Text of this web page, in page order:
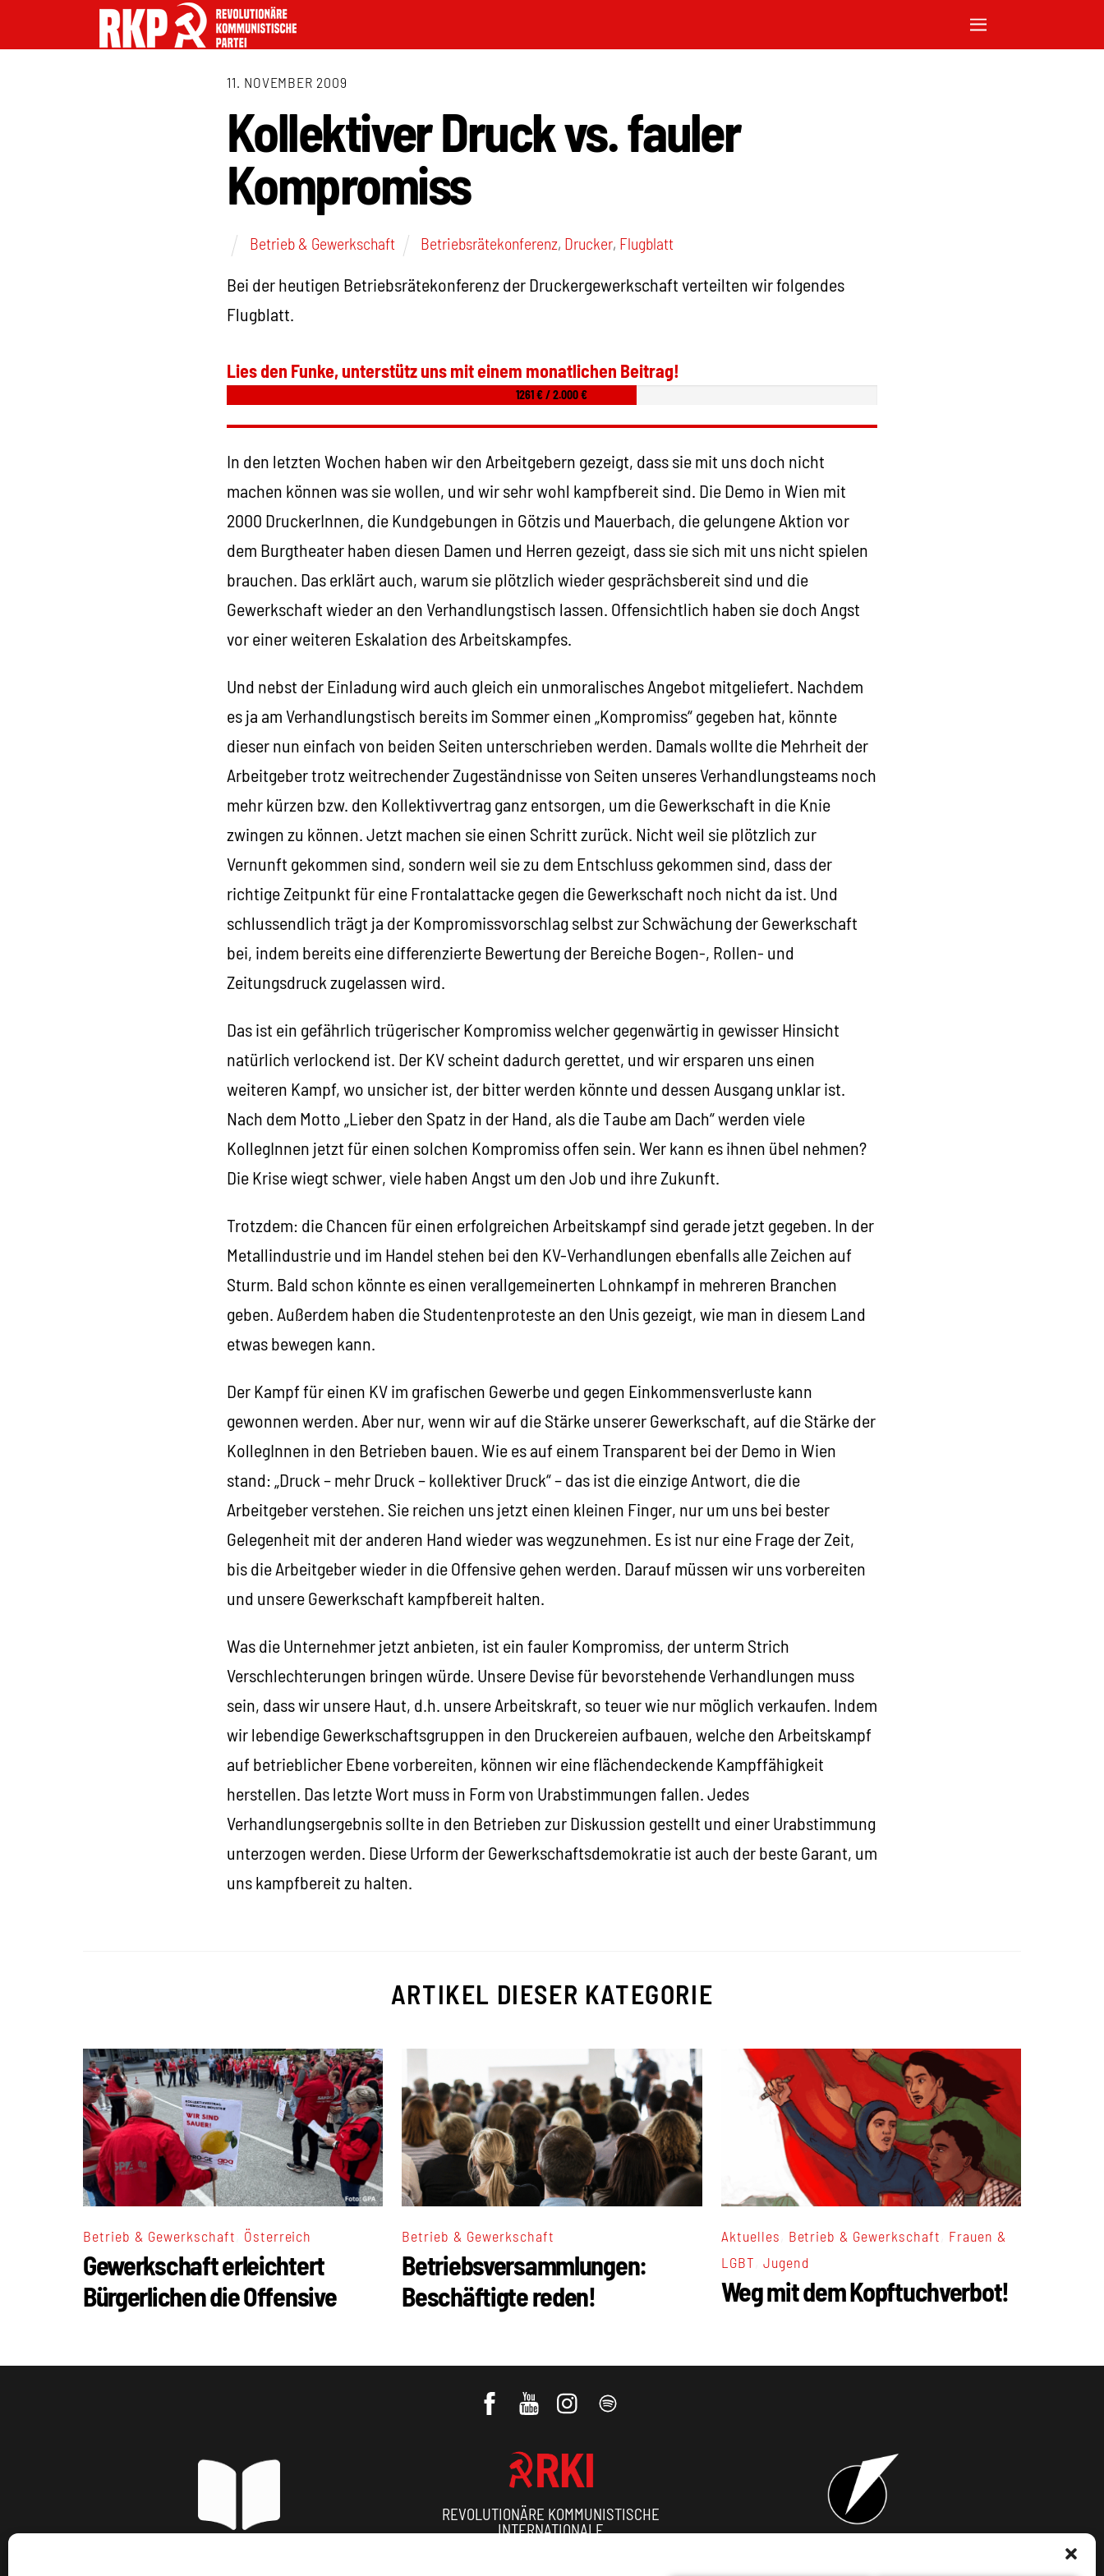
11. NOVEMBER 2009
Kollektiver Druck vs. fauler
Kompromiss
Betrieb & Gewerkschaft Betriebsrätekonferenz, Drucker, Flugblatt
Bei der heutigen Betriebsrätekonferenz der Druckergewerkschaft verteilten wir folgendes
Flugblatt.
Lies den Funke, unterstütz uns mit einem monatlichen Beitrag!
1261 € / 2.000 €
In den letzten Wochen haben wir den Arbeitgebern gezeigt, dass sie mit uns doch nicht
machen können was sie wollen, und wir sehr wohl kampfbereit sind. Die Demo in Wien mit
2000 DruckerInnen, die Kundgebungen in Götzis und Mauerbach, die gelungene Aktion vor
dem Burgtheater haben diesen Damen und Herren gezeigt, dass sie sich mit uns nicht spielen
brauchen. Das erklärt auch, warum sie plötzlich wieder gesprächsbereit sind und die
Gewerkschaft wieder an den Verhandlungstisch lassen. Offensichtlich haben sie doch Angst
vor einer weiteren Eskalation des Arbeitskampfes.
Und nebst der Einladung wird auch gleich ein unmoralisches Angebot mitgeliefert. Nachdem
es ja am Verhandlungstisch bereits im Sommer einen „Kompromiss“ gegeben hat, könnte
dieser nun einfach von beiden Seiten unterschrieben werden. Damals wollte die Mehrheit der
Arbeitgeber trotz weitrechender Zugeständnisse von Seiten unseres Verhandlungsteams noch
mehr kürzen bzw. den Kollektivvertrag ganz entsorgen, um die Gewerkschaft in die Knie
zwingen zu können. Jetzt machen sie einen Schritt zurück. Nicht weil sie plötzlich zur
Vernunft gekommen sind, sondern weil sie zu dem Entschluss gekommen sind, dass der
richtige Zeitpunkt für eine Frontalattacke gegen die Gewerkschaft noch nicht da ist. Und
schlussendlich trägt ja der Kompromissvorschlag selbst zur Schwächung der Gewerkschaft
bei, indem bereits eine differenzierte Bewertung der Bereiche Bogen-, Rollen- und
Zeitungsdruck zugelassen wird.
Das ist ein gefährlich trügerischer Kompromiss welcher gegenwärtig in gewisser Hinsicht
natürlich verlockend ist. Der KV scheint dadurch gerettet, und wir ersparen uns einen
weiteren Kampf, wo unsicher ist, der bitter werden könnte und dessen Ausgang unklar ist.
Nach dem Motto „Lieber den Spatz in der Hand, als die Taube am Dach“ werden viele
KollegInnen jetzt für einen solchen Kompromiss offen sein. Wer kann es ihnen übel nehmen?
Die Krise wiegt schwer, viele haben Angst um den Job und ihre Zukunft.
Trotzdem: die Chancen für einen erfolgreichen Arbeitskampf sind gerade jetzt gegeben. In der
Metallindustrie und im Handel stehen bei den KV-Verhandlungen ebenfalls alle Zeichen auf
Sturm. Bald schon könnte es einen verallgemeinerten Lohnkampf in mehreren Branchen
geben. Außerdem haben die Studentenproteste an den Unis gezeigt, wie man in diesem Land
etwas bewegen kann.
Der Kampf für einen KV im grafischen Gewerbe und gegen Einkommensverluste kann
gewonnen werden. Aber nur, wenn wir auf die Stärke unserer Gewerkschaft, auf die Stärke der
KollegInnen in den Betrieben bauen. Wie es auf einem Transparent bei der Demo in Wien
stand: „Druck – mehr Druck – kollektiver Druck“ – das ist die einzige Antwort, die die
Arbeitgeber verstehen. Sie reichen uns jetzt einen kleinen Finger, nur um uns bei bester
Gelegenheit mit der anderen Hand wieder was wegzunehmen. Es ist nur eine Frage der Zeit,
bis die Arbeitgeber wieder in die Offensive gehen werden. Darauf müssen wir uns vorbereiten
und unsere Gewerkschaft kampfbereit halten.
Was die Unternehmer jetzt anbieten, ist ein fauler Kompromiss, der unterm Strich
Verschlechterungen bringen würde. Unsere Devise für bevorstehende Verhandlungen muss
sein, dass wir unsere Haut, d.h. unsere Arbeitskraft, so teuer wie nur möglich verkaufen. Indem
wir lebendige Gewerkschaftsgruppen in den Druckereien aufbauen, welche den Arbeitskampf
auf betrieblicher Ebene vorbereiten, können wir eine flächendeckende Kampffähigkeit
herstellen. Das letzte Wort muss in Form von Urabstimmungen fallen. Jedes
Verhandlungsergebnis sollte in den Betrieben zur Diskussion gestellt und einer Urabstimmung
unterzogen werden. Diese Urform der Gewerkschaftsdemokratie ist auch der beste Garant, um
uns kampfbereit zu halten.
ARTIKEL DIESER KATEGORIE
Betrieb & Gewerkschaft Österreich
Gewerkschaft erleichtert
Bürgerlichen die Offensive
Betrieb & Gewerkschaft
Betriebsversammlungen:
Beschäftigte reden!
Aktuelles Betrieb & Gewerkschaft Frauen &
LGBT Jugend
Weg mit dem Kopftuchverbot!
REVOLUTIONÄRE KOMMUNISTISCHE
INTERNATIONALE